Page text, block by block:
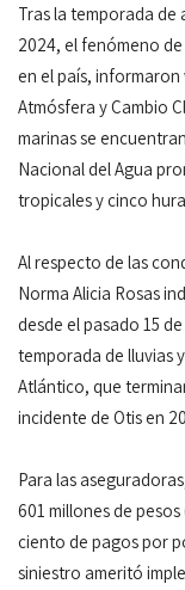
Tras la temporada de
2024, el fenómeno
en el país,
Atmósfera y Cambio
marinas se
Nacional del Agua
tropicales y cinco
Al respecto de las
Norma Alicia Rosas
desde el pasado 15
temporada de lluvias
Atlántico, que
incidente de Otis en
Para las
601 millones de
ciento de pagos por
siniestro ameritó